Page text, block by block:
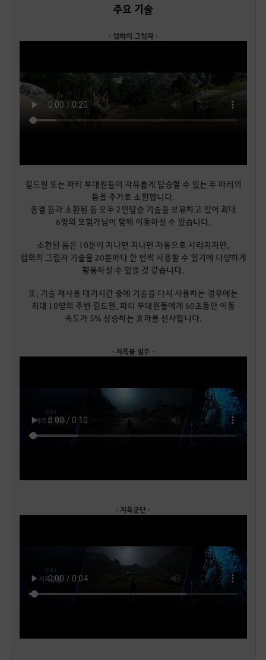
주요 기술
· 업화의 그림자 ·
길드원 또는 파티 부대원들이 자유롭게 탑승할 수 있는 두 마리의
둠을 추가로 소환합니다.
꿈결 둠과 소환된 둠 모두 2인탑승 기술을 보유하고 있어 최대
6명의 모험가님이 함께 이동하실 수 있습니다.
소환된 둠은 10분이 지나면 지나면 자동으로 사라지지만,
업화의 그림자 기술을 20분마다 한 번씩 사용할 수 있기에 다양하게
활용하실 수 있을 것 같습니다.
또, 기술 재사용 대기시간 중에 기술을 다시 사용하는 경우에는
최대 10명의 주변 길드원, 파티 부대원들에게 60초동안 이동
속도가 5% 상승하는 효과를 선사합니다.
· 지옥불 질주 ·
· 지옥군단 ·